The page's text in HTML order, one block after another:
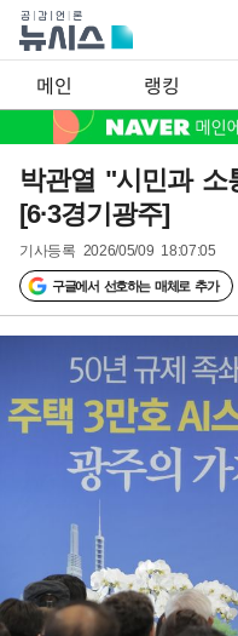
메인 랭킹
박관열 "시민과 소
[6·3경기광주]
기사등록 2026/05/09 18:07:05
구글에서 선호하는 매체로 추가